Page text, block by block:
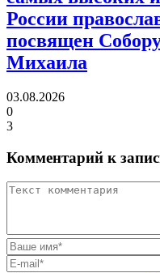
России
посвящен
Михаила
03.08.2026
0
3
Комментарий к